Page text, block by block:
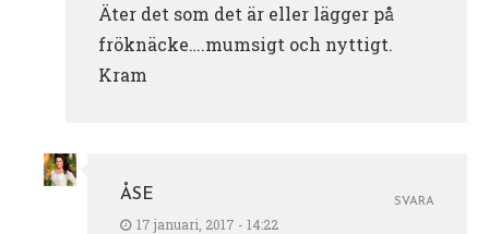
Äter det som det är eller lägger på
fröknäcke….mumsigt och nyttigt.
Kram
ÅSE
17 januari, 2017 - 14:22
SVARA